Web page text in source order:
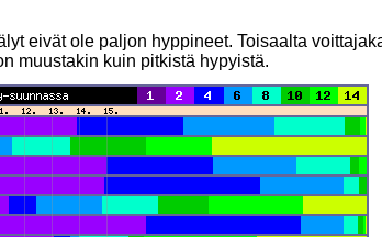
eivät ole paljon hyppineet. Toisaalta
muustakin kuin pitkistä hypyistä.